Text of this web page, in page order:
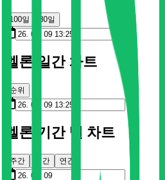
100일 30일
멜론 일간 차트
순위
멜론 기간 별 차트
주간 월간 연간